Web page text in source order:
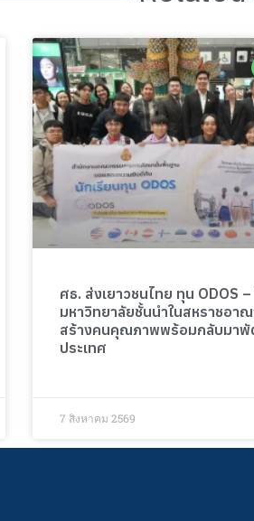
ศธ. ส่งเยาวชนไทย ทุน ODOS
มหาวิทยาลัยชั้นนำในสหราชอา
สร้างคนคุณภาพพร้อมกลับมา
ประเทศ
7 สิงหาคม 2569